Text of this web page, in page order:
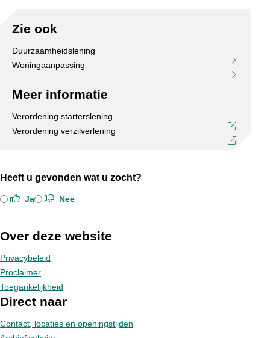
Zie ook
Duurzaamheidslening
Woningaanpassing
Meer informatie
Verordening starterslening
Verordening verzilverlening
Heeft u gevonden wat u zocht?
Ja Nee
Over deze website
Privacybeleid
Proclaimer
Toegankelijkheid
Direct naar
Contact, locaties en openingstijden